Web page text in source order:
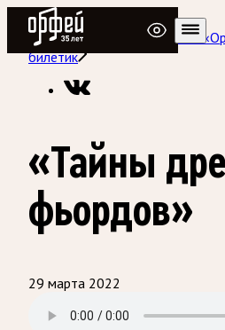
Радио Орфей
Радио классической музыки
билетик
«Тайны
фьордов»
29 марта 2022